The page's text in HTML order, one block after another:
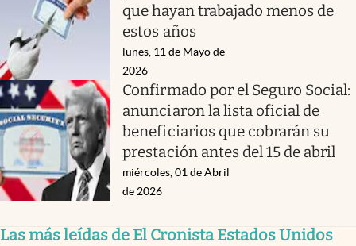
que hayan trabajado menos de
estos años
lunes, 11 de Mayo de
2026
Confirmado por el Seguro Social:
anunciaron la lista oficial de
beneficiarios que cobrarán su
prestación antes del 15 de abril
miércoles, 01 de Abril
de 2026
Las más leídas de El Cronista Estados Unidos